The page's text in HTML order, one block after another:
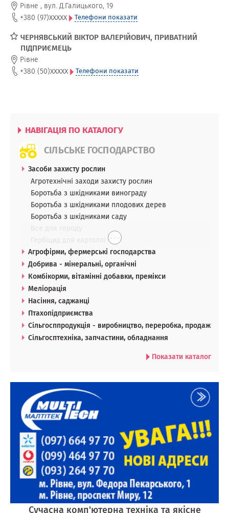
Рівне , вул. Д.Галицького, 19
+380 (97)xxxxx Телефони показати
ЧЕРНЯВСЬКИЙ ВІКТОР ВАЛЕРІЙОВИЧ, ПРИВАТНИЙ
ПІДПРИЄМЕЦЬ
Рівне
+380 (50)xxxxx Телефони показати
НАВІГАЦІЯ ПО КАТАЛОГУ
СІЛЬСЬКЕ ГОСПОДАРСТВО
Засоби захисту рослин
Агротехнічні заходи захисту рослин
Боротьба з шкідниками винограду
Боротьба з шкідниками плодових дерев
Боротьба з шкідниками саду
. . .
Агрофірми, фермерські господарства
Добрива - мінеральні, органічні
Комбікорми, вітамінні добавки, премікси
Меліорація
Насіння, саджанці
Птахопідприємства
Сільгосппродукція - виробництво, переробка, продаж
Сільгосптехніка, запчастини, обладнання
Показати каталог
Сучасна комп'ютерна техніка та якісне